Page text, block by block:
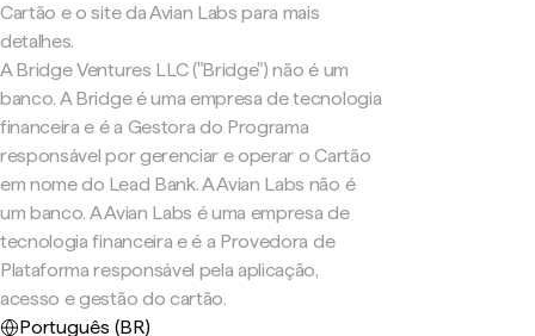
Cartão e o site da Avian Labs para mais
detalhes.
A Bridge Ventures LLC ("Bridge") não é um
banco. A Bridge é uma empresa de tecnologia
financeira e é a Gestora do Programa
responsável por gerenciar e operar o Cartão
em nome do Lead Bank. A Avian Labs não é
um banco. A Avian Labs é uma empresa de
tecnologia financeira e é a Provedora de
Plataforma responsável pela aplicação,
acesso e gestão do cartão.
Português (BR)